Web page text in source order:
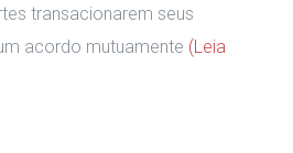
transacionarem seus
acordo mutuamente (Leia